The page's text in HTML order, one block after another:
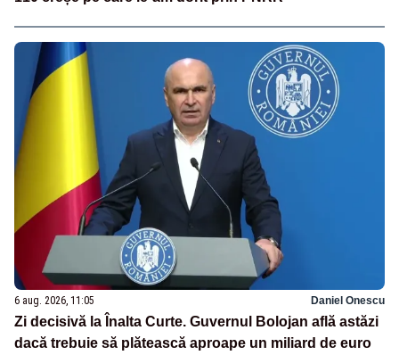
6 aug. 2026, 11:05 Daniel Onescu
Zi decisivă la Înalta Curte. Guvernul Bolojan află astăzi
dacă trebuie să plătească aproape un miliard de euro